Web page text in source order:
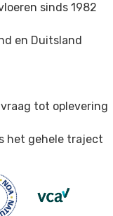
sinds 1982
en Duitsland
tot oplevering
het gehele traject